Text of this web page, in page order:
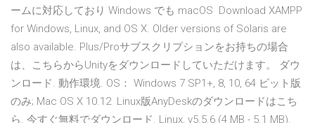
ームに対応しており Windows でも macOS Download XAMPP
for Windows, Linux, and OS X. Older versions of Solaris are
also available. Plus/Proサブスクリプションをお持ちの場合
は、こちらからUnityをダウンロードしていただけます。 ダウ
ンロード. 動作環境. OS： Windows 7 SP1+, 8, 10, 64 ビット版
のみ; Mac OS X 10.12 Linux版AnyDeskのダウンロードはこち
ら. 今すぐ無料でダウンロード. Linux, v5.5.6 (4 MB - 5.1 MB).